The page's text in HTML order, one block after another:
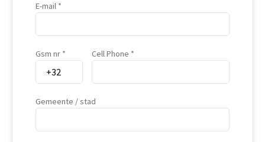
E-mail
Gsm nr Cell Phone
Gemeente / stad